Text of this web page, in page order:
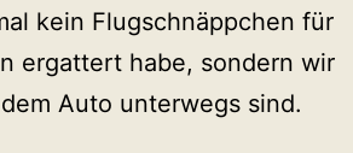
kein Flugschnäppchen für
ergattert habe, sondern wir
Auto unterwegs sind.